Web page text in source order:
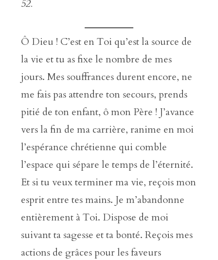
52.
Ô Dieu ! C’est en Toi qu’est la source de
la vie et tu as fixe le nombre de mes
jours. Mes souffrances durent encore, ne
me fais pas attendre ton secours, prends
pitié de ton enfant, ô mon Père ! J’avance
vers la fin de ma carrière, ranime en moi
l’espérance chrétienne qui comble
l’espace qui sépare le temps de l’éternité.
Et si tu veux terminer ma vie, reçois mon
esprit entre tes mains. Je m’abandonne
entièrement à Toi. Dispose de moi
suivant ta sagesse et ta bonté. Reçois mes
actions de grâces pour les faveurs